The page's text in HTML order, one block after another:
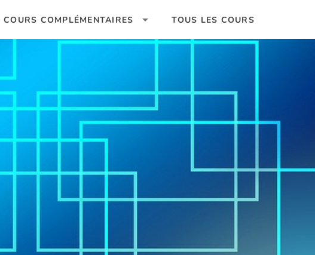
COURS COMPLÉMENTAIRES TOUS LES COURS